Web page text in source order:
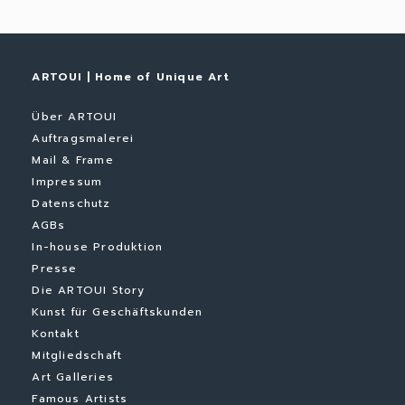
ARTOUI | Home of Unique Art
Über ARTOUI
Auftragsmalerei
Mail & Frame
Impressum
Datenschutz
AGBs
In-house Produktion
Presse
Die ARTOUI Story
Kunst für Geschäftskunden
Kontakt
Mitgliedschaft
Art Galleries
Famous Artists